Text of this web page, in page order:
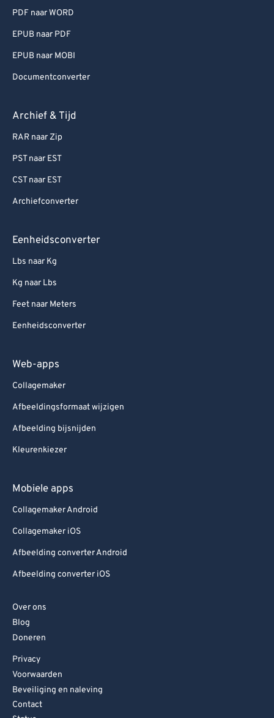
PDF naar WORD
EPUB naar PDF
EPUB naar MOBI
Documentconverter
Archief & Tijd
RAR naar Zip
PST naar EST
CST naar EST
Archiefconverter
Eenheidsconverter
Lbs naar Kg
Kg naar Lbs
Feet naar Meters
Eenheidsconverter
Web-apps
Collagemaker
Afbeeldingsformaat wijzigen
Afbeelding bijsnijden
Kleurenkiezer
Mobiele apps
Collagemaker Android
Collagemaker iOS
Afbeelding converter Android
Afbeelding converter iOS
Over ons
Blog
Doneren
Privacy
Voorwaarden
Beveiliging en naleving
Contact